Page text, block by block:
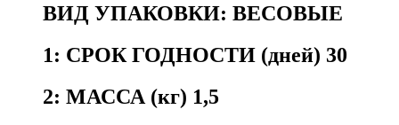
ВИД УПАКОВКИ: ВЕСОВЫЕ
1: СРОК ГОДНОСТИ (дней) 30
2: МАССА (кг) 1,5